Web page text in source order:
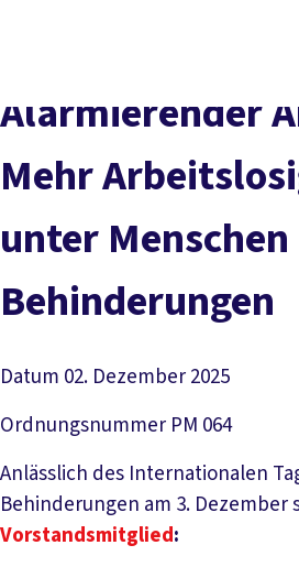
Alarmierender
Mehr
unter
Behinderungen
Datum 02. Dezember 2025
Ordnungsnummer PM 064
Anlässlich des Internationalen
Behinderungen am 3. Dezember
Vorstandsmitglied: